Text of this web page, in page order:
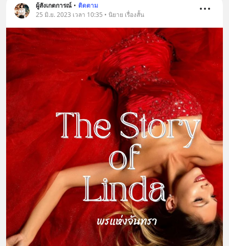
ผู้สังเกตการณ์ • ติดตาม
25 มิ.ย. 2023 เวลา 10:35 • นิยาย เรื่องสั้น